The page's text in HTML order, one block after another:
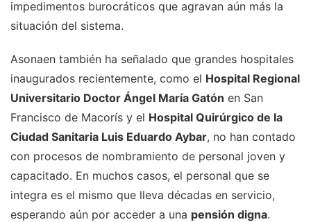
impedimentos burocráticos que agravan aún más la
situación del sistema.
Asonaen también ha señalado que grandes hospitales
inaugurados recientemente, como el Hospital Regional
Universitario Doctor Ángel María Gatón en San
Francisco de Macorís y el Hospital Quirúrgico de la
Ciudad Sanitaria Luis Eduardo Aybar, no han contado
con procesos de nombramiento de personal joven y
capacitado. En muchos casos, el personal que se
integra es el mismo que lleva décadas en servicio,
esperando aún por acceder a una pensión digna.